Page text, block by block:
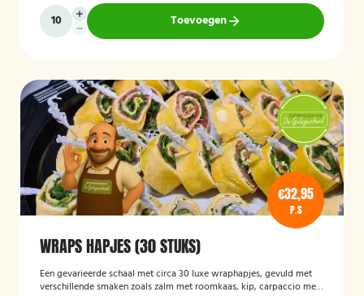
Toevoegen
€32,95
P.S
WRAPS HAPJES (30 STUKS)
Een gevarieerde schaal met circa 30 luxe wraphapjes, gevuld met
verschillende smaken zoals zalm met roomkaas, kip, carpaccio met